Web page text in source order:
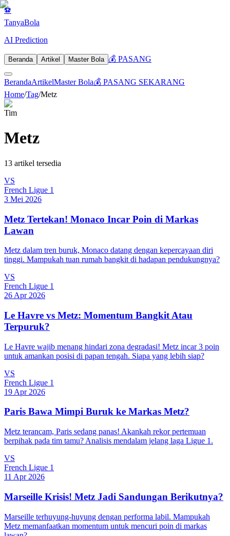
⚽
TanyaBola
AI Prediction
Beranda Artikel Master Bola 💰 PASANG
BerandaArtikelMaster Bola💰 PASANG SEKARANG
Home/Tag/Metz
Tim
Metz
13 artikel tersedia
VS
French Ligue 1
3 Mei 2026
Metz Tertekan! Monaco Incar Poin di Markas
Lawan
Metz dalam tren buruk, Monaco datang dengan kepercayaan diri
tinggi. Mampukah tuan rumah bangkit di hadapan pendukungnya?
VS
French Ligue 1
26 Apr 2026
Le Havre vs Metz: Momentum Bangkit Atau
Terpuruk?
Le Havre wajib menang hindari zona degradasi! Metz incar 3 poin
untuk amankan posisi di papan tengah. Siapa yang lebih siap?
VS
French Ligue 1
19 Apr 2026
Paris Bawa Mimpi Buruk ke Markas Metz?
Metz terancam, Paris sedang panas! Akankah rekor pertemuan
berpihak pada tim tamu? Analisis mendalam jelang laga Ligue 1.
VS
French Ligue 1
11 Apr 2026
Marseille Krisis! Metz Jadi Sandungan Berikutnya?
Marseille terhuyung-huyung dengan performa labil. Mampukah
Metz memanfaatkan momentum untuk mencuri poin di markas